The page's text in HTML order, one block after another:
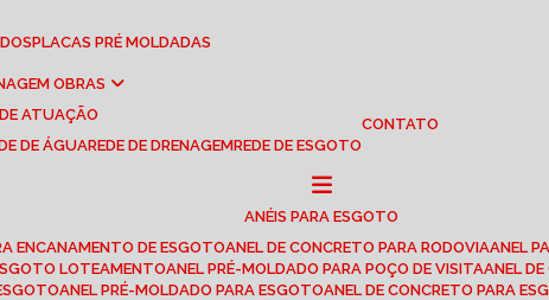
PLACAS PRÉ MOLDADAS
OBRAS
DE ATUAÇÃO
DE ÁGUA REDE DE DRENAGEM REDE DE ESGOTO
CONTATO
ANÉIS PARA ESGOTO
ENCANAMENTO DE ESGOTO ANEL DE CONCRETO PARA RODOVIA ANEL
LOTEAMENTO ANEL PRÉ-MOLDADO PARA POÇO DE VISITA ANEL
ANEL PRÉ-MOLDADO PARA ESGOTO ANEL DE CONCRETO PARA